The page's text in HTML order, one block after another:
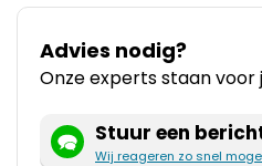
Advies nodig?
Onze experts staan voor
Stuur een
Wij reageren zo snel